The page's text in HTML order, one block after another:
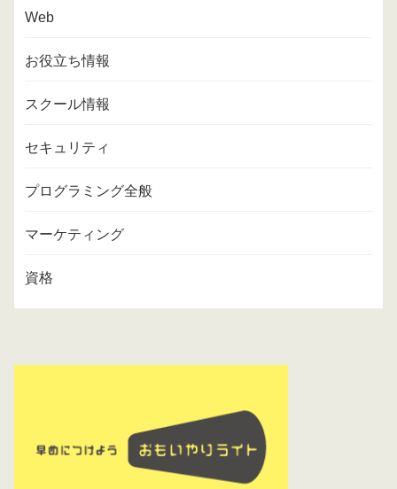
Web
お役立ち情報
スクール情報
セキュリティ
プログラミング全般
マーケティング
資格